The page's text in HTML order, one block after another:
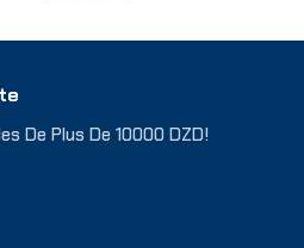
De Plus De 10000 DZD!